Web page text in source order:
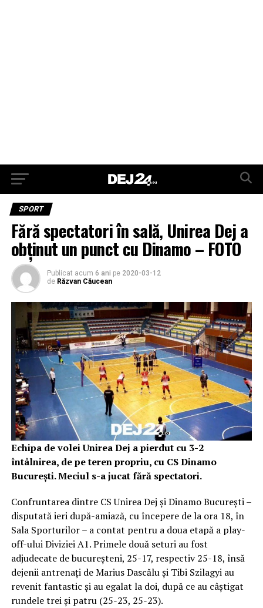
SPORT
Fără spectatori în sală, Unirea Dej a
obținut un punct cu Dinamo – FOTO
Publicat acum 6 ani pe 2020-03-12
de Răzvan Căucean
Echipa de volei Unirea Dej a pierdut cu 3-2
întâlnirea, de pe teren propriu, cu CS Dinamo
București. Meciul s-a jucat fără spectatori.
Confruntarea dintre CS Unirea Dej și Dinamo București –
disputată ieri după-amiază, cu începere de la ora 18, în
Sala Sporturilor – a contat pentru a doua etapă a play-
off-ului Diviziei A1. Primele două seturi au fost
adjudecate de bucureșteni, 25-17, respectiv 25-18, însă
dejenii antrenați de Marius Dascălu și Tibi Szilagyi au
revenit fantastic și au egalat la doi, după ce au câștigat
rundele trei și patru (25-23, 25-23).